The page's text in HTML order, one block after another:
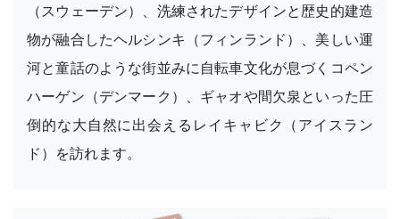
（スウェーデン）、洗練されたデザインと歴史的建造
物が融合したヘルシンキ（フィンランド）、美しい運
河と童話のような街並みに自転車文化が息づくコペン
ハーゲン（デンマーク）、ギャオや間欠泉といった圧
倒的な大自然に出会えるレイキャビク（アイスラン
ド）を訪れます。